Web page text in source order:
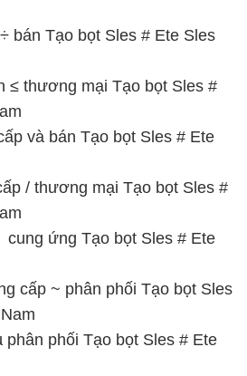
bán Tạo bọt Sles # Ete Sles
≤ thương mại Tạo bọt Sles #
và bán Tạo bọt Sles # Ete
/ thương mại Tạo bọt Sles #
cung ứng Tạo bọt Sles # Ete
cấp ~ phân phối Tạo bọt Sles
phối Tạo bọt Sles # Ete